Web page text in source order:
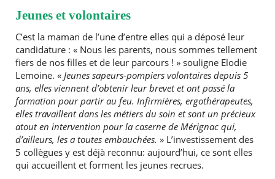
Jeunes et volontaires
C’est la maman de l’une d’entre elles qui a déposé leur
candidature : « Nous les parents, nous sommes tellement
fiers de nos filles et de leur parcours ! » souligne Elodie
Lemoine. «Jeunes sapeurs-pompiers volontaires depuis 5
ans, elles viennent d’obtenir leur brevet et ont passé la
formation pour partir au feu. Infirmières, ergothérapeutes,
elles travaillent dans les métiers du soin et sont un précieux
atout en intervention pour la caserne de Mérignac qui,
d’ailleurs, les a toutes embauchées. » L’investissement des
5 collègues y est déjà reconnu: aujourd’hui, ce sont elles
qui accueillent et forment les jeunes recrues.